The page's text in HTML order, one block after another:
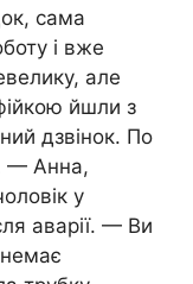
сама
і вже
але
йшли з
дзвінок. По
— Анна,
у
аварії. — Ви